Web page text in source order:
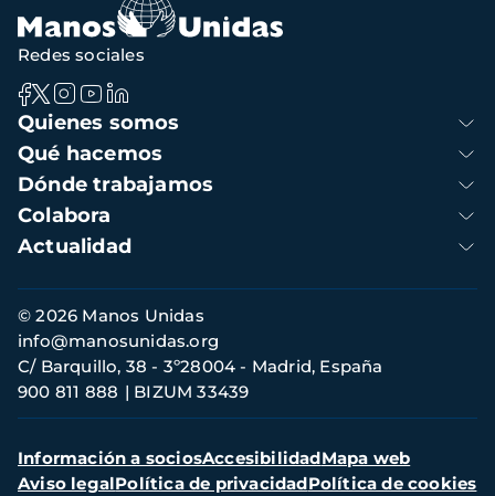
Navegación
principal
Quienes somos
Qué hacemos
Dónde trabajamos
Colabora
Actualidad
Redes sociales
Información
de
contacto
© 2026 Manos Unidas
C/ Barquillo, 38 - 3º28004 - Madrid, España
900 811 888
BIZUM 33439
info@manosunidas.org
Menú
secundario
Información a sociosAccesibilidadMapa web
Aviso legalPolítica de privacidadPolítica de cookies